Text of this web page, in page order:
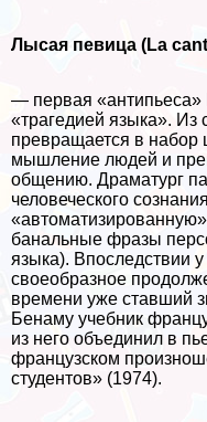
Лысая певица (La
— первая «антипьеса»
«трагедией языка». Из
превращается в
мышление людей и
общению. Драматург
человеческого
бaнaльные фразы
языка). Впоследствии
своеобразное
времени уже ставший
Бенаму учебник
из него объединил в
французском
студентов» (1974).